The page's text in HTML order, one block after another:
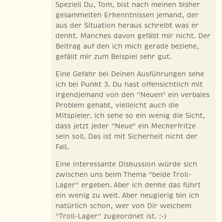
Speziell Du, Tom, bist nach meinen bisher
gesammelten Erkenntnissen jemand, der
aus der Situation heraus schreibt was er
denkt. Manches davon gefällt mir nicht. Der
Beitrag auf den ich mich gerade beziehe,
gefällt mir zum Beispiel sehr gut.
Eine Gefahr bei Deinen Ausführungen sehe
ich bei Punkt 3. Du hast offensichtlich mit
irgendjemand von den "Neuen" ein verbales
Problem gehabt, vielleicht auch die
Mitspieler. Ich sehe so ein wenig die Sicht,
dass jetzt jeder "Neue" ein Meckerfritze
sein soll. Das ist mit Sicherheit nicht der
Fall.
Eine interessante Diskussion würde sich
zwischen uns beim Thema "beide Troll-
Lager" ergeben. Aber ich denke das führt
ein wenig zu weit. Aber neugierig bin ich
natürlich schon, wer von Dir welchem
"Troll-Lager" zugeordnet ist. :-)